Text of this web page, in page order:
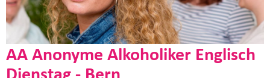
AA Anonyme Alkoholiker Englisch